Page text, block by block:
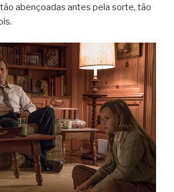
abençoadas antes pela sorte, tão